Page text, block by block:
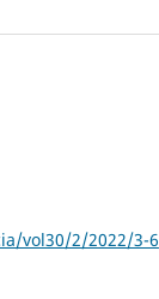
vol30/2/2022/3-6